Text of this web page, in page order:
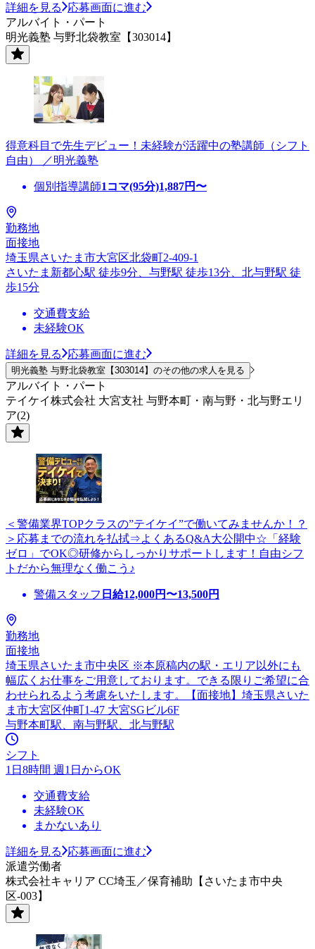
詳細を見る
応募画面に進む
アルバイト・パート
明光義塾 与野北袋教室【303014】
得意科目で先生デビュー！未経験が活躍中の塾講師（シフト
自由） ／明光義塾
個別指導講師1コマ(95分)1,887円〜
勤務地
面接地
埼玉県さいたま市大宮区北袋町2-409-1
さいたま新都心駅 徒歩9分、与野駅 徒歩13分、北与野駅 徒
歩15分
交通費支給
未経験OK
詳細を見る 応募画面に進む
明光義塾 与野北袋教室【303014】のその他の求人を見る
アルバイト・パート
テイケイ株式会社 大宮支社 与野本町・南与野・北与野エリ
ア(2)
＜警備業界TOPクラスの”テイケイ”で働いてみませんか！？
＞応募までの流れを払拭⇒よくあるQ&A大公開中☆「経験
ゼロ」でOK◎研修からしっかりサポートします！自由シフ
トだから無理なく働こう♪
警備スタッフ 日給12,000円〜13,500円
勤務地
面接地
埼玉県さいたま市中央区 ※本原稿内の駅・エリア以外にも
幅広くお仕事をご用意しております。できる限りご希望に合
わせられるよう考慮をいたします。【面接地】埼玉県さいた
ま市大宮区仲町1-47 大宮SGビル6F
与野本町駅、南与野駅、北与野駅
シフト
1日8時間 週1日からOK
交通費支給
未経験OK
まかないあり
詳細を見る
応募画面に進む
派遣労働者
株式会社キャリア CC埼玉／保育補助【さいたま市中央
区-003】